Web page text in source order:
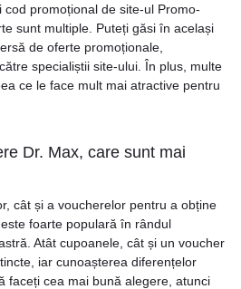
promoțional de site-ul Promo-
sunt multiple. Puteți găsi în același
de oferte promoționale,
specialiștii site-ului. În plus, multe
ce le face mult mai atractive pentru
Dr. Max, care sunt mai
cât și a voucherelor pentru a obține
foarte populară în rândul
Atât cupoanele, cât și un voucher
iar cunoașterea diferențelor
faceți cea mai bună alegere, atunci